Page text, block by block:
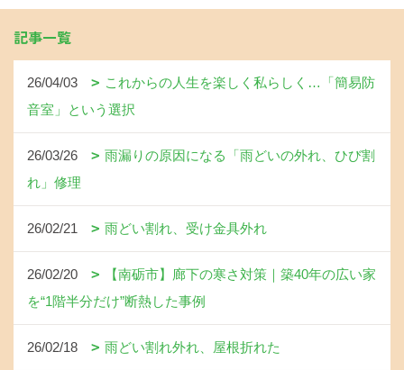
記事一覧
26/04/03
これからの人生を楽しく私らしく…「簡易防
音室」という選択
26/03/26
雨漏りの原因になる「雨どいの外れ、ひび割
れ」修理
26/02/21 雨どい割れ、受け金具外れ
26/02/20
【南砺市】廊下の寒さ対策｜築40年の広い家
を“1階半分だけ”断熱した事例
26/02/18 雨どい割れ外れ、屋根折れた